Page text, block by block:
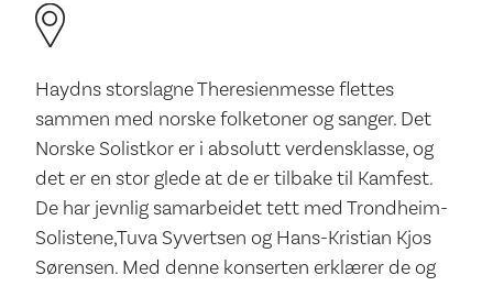
Haydns storslagne Theresien­messe flettes
sammen med norske folketoner og sanger. Det
Norske Solistkor er i absolutt verdensklasse, og
det er en stor glede at de er tilbake til Kamfest.
De har jevnlig samarbeidet tett med Trondheim­
Solistene,Tuva Syvertsen og Hans­-Kristian Kjos
Sørensen. Med denne konserten erklærer de og